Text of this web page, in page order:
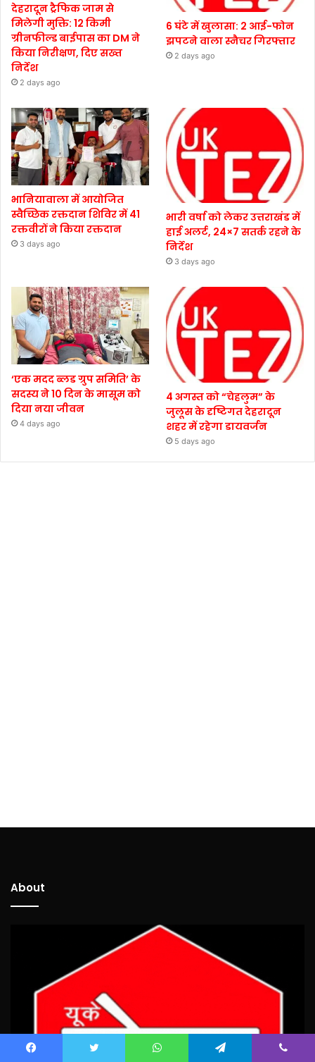
देहरादून ट्रैफिक जाम से
मिलेगी मुक्ति: 12 किमी
ग्रीनफील्ड बाईपास का DM ने
किया निरीक्षण, दिए सख्त
निर्देश
2 days ago
6 घंटे में खुलासा: 2 आई-फोन
झपटने वाला स्नैचर गिरफ्तार
2 days ago
भानियावाला में आयोजित
स्वैच्छिक रक्तदान शिविर में 41
रक्तवीरों ने किया रक्तदान
3 days ago
भारी वर्षा को लेकर उत्तराखंड में
हाई अलर्ट, 24×7 सतर्क रहने के
निर्देश
3 days ago
‘एक मदद ब्लड ग्रुप समिति’ के
सदस्य ने 10 दिन के मासूम को
दिया नया जीवन
4 days ago
4 अगस्त को “चेहलुम” के
जुलूस के दृष्टिगत देहरादून
शहर में रहेगा डायवर्जन
5 days ago
About